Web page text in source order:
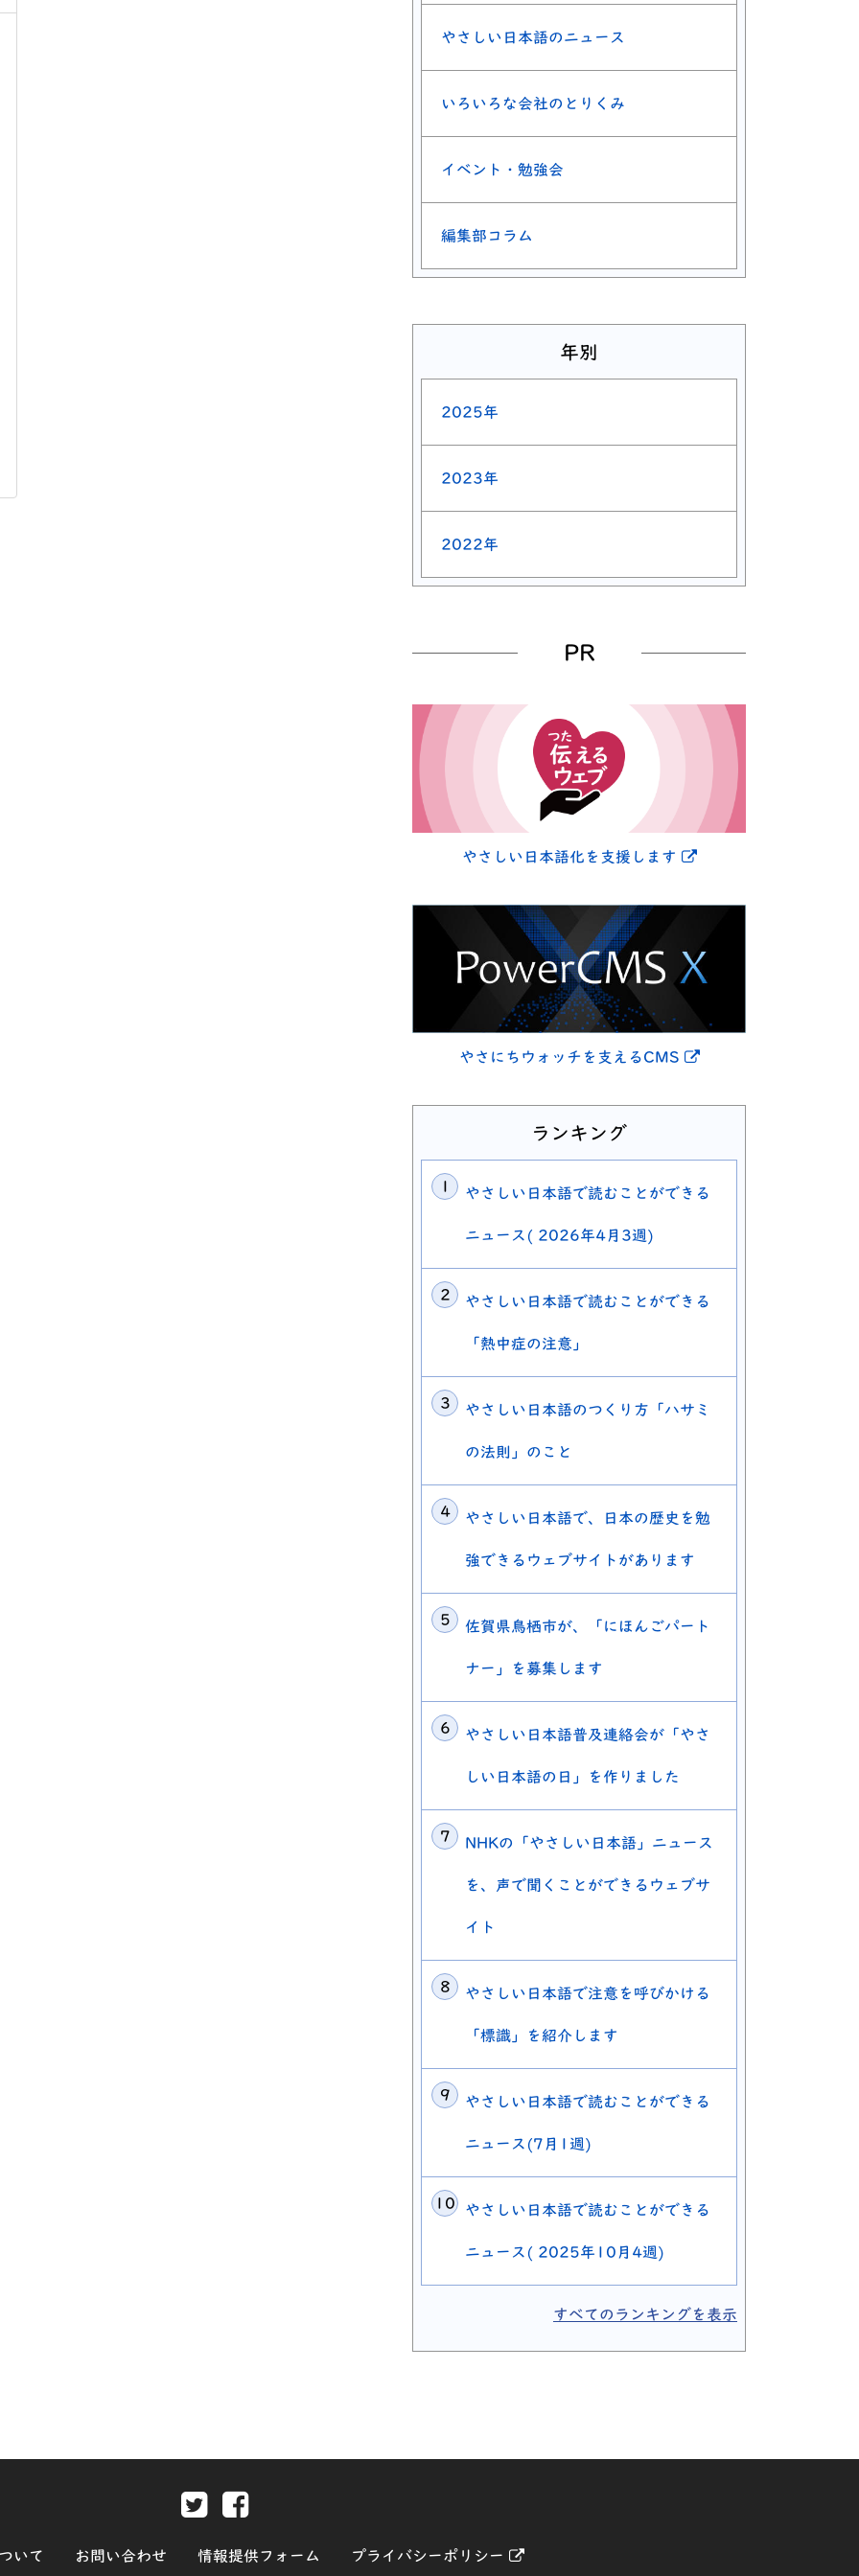
やさしい日本語のニュース
いろいろな会社のとりくみ
イベント・勉強会
編集部コラム
年別
2025年
2023年
2022年
PR
やさしい日本語化を支援します 別ウィンドウで開きま
やさにちウォッチを支えるCMS 別ウィンドウで開きま
ランキング
やさしい日本語で読むことができる
ニュース( 2026年4月3週)
やさしい日本語で読むことができる
「熱中症の注意」
やさしい日本語のつくり方「ハサミ
の法則」のこと
やさしい日本語で、日本の歴史を勉
強できるウェブサイトがあります
佐賀県鳥栖市が、「にほんごパート
ナー」を募集します
やさしい日本語普及連絡会が「やさ
しい日本語の日」を作りました
NHKの「やさしい日本語」ニュース
を、声で聞くことができるウェブサ
イト
やさしい日本語で注意を呼びかける
「標識」を紹介します
やさしい日本語で読むことができる
ニュース(7月1週)
やさしい日本語で読むことができる
ニュース( 2025年10月4週)
すべてのランキングを表示
Twitter-別ウィンドウで開きます
いて お問い合わせ 情報提供フォーム プライバシーポリシー 別ウィンドウで開きます